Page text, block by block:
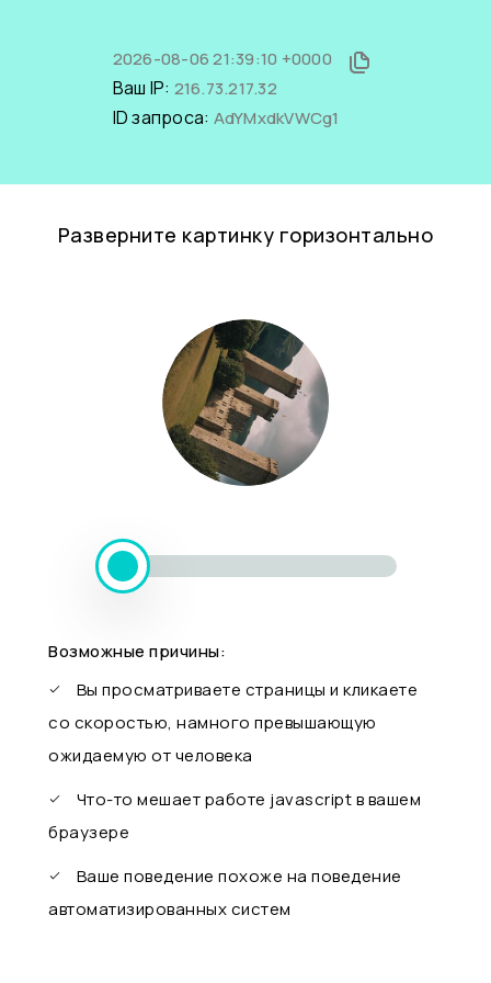
2026-08-06 21:39:10 +0000
Ваш IP: 216.73.217.32
ID запроса: AdYMxdkVWCg1
Разверните картинку горизонтально
Возможные причины:
Вы просматриваете страницы и кликаете
со скоростью, намного превышающую
ожидаемую от человека
Что-то мешает работе javascript в вашем
браузере
Ваше поведение похоже на поведение
автоматизированных систем